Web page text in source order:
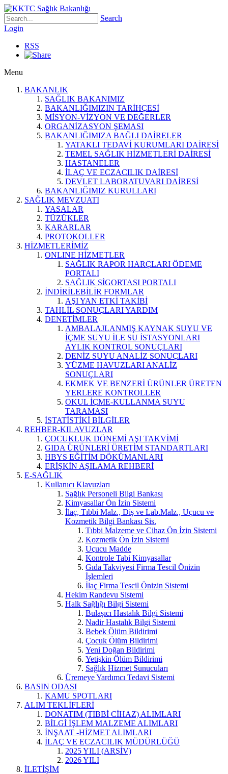
Search
Login
RSS
Menu
BAKANLIK
SAĞLIK BAKANIMIZ
BAKANLIĞIMIZIN TARİHÇESİ
MİSYON-VİZYON VE DEĞERLER
ORGANİZASYON ŞEMASI
BAKANLIĞIMIZA BAĞLI DAİRELER
YATAKLI TEDAVİ KURUMLARI DAİRESİ
TEMEL SAĞLIK HİZMETLERİ DAİRESİ
HASTANELER
İLAÇ VE ECZACILIK DAİRESİ
DEVLET LABORATUVARI DAİRESİ
BAKANLIĞIMIZ KURULLARI
SAĞLIK MEVZUATI
YASALAR
TÜZÜKLER
KARARLAR
PROTOKOLLER
HİZMETLERİMİZ
ONLINE HİZMETLER
SAĞLIK RAPOR HARÇLARI ÖDEME
PORTALI
SAĞLIK SİGORTASI PORTALI
İNDİRİLEBİLİR FORMLAR
AŞI YAN ETKİ TAKİBİ
TAHLİL SONUÇLARI YARDIM
DENETİMLER
AMBALAJLANMIŞ KAYNAK SUYU VE
İÇME SUYU İLE SU İSTASYONLARI
AYLIK KONTROL SONUÇLARI
DENİZ SUYU ANALİZ SONUÇLARI
YÜZME HAVUZLARI ANALİZ
SONUÇLARI
EKMEK VE BENZERİ ÜRÜNLER ÜRETEN
YERLERE KONTROLLER
OKUL İÇME-KULLANMA SUYU
TARAMASI
İSTATİSTİKİ BİLGİLER
REHBER-KILAVUZLAR
ÇOCUKLUK DÖNEMİ AŞI TAKVİMİ
GIDA ÜRÜNLERİ ÜRETİM STANDARTLARI
HBYS EĞİTİM DÖKÜMANLARI
ERİŞKİN AŞILAMA REHBERİ
E-SAĞLIK
Kullanıcı Klavuzları
Sağlık Personeli Bilgi Bankası
Kimyasallar Ön İzin Sistemi
İlaç, Tıbbi Malz., Diş ve Lab.Malz., Uçucu ve
Kozmetik Bilgi Bankası Sis.
Tıbbi Malzeme ve Cihaz Ön İzin Sistemi
Kozmetik Ön İzin Sistemi
Uçucu Madde
Kontrole Tabi Kimyasallar
Gıda Takviyesi Firma Tescil Önizin
İşlemleri
İlaç Firma Tescil Önizin Sistemi
Hekim Randevu Sistemi
Halk Sağlığı Bilgi Sistemi
Bulaşıcı Hastalık Bilgi Sistemi
Nadir Hastalık Bilgi Sistemi
Bebek Ölüm Bildirimi
Çocuk Ölüm Bildirimi
Yeni Doğan Bildirimi
Yetişkin Ölüm Bildirimi
Sağlık Hizmet Sunucuları
Üremeye Yardımcı Tedavi Sistemi
BASIN ODASI
KAMU SPOTLARI
ALIM TEKLİFLERİ
DONATIM (TIBBİ CİHAZ) ALIMLARI
BİLGİ İŞLEM MALZEME ALIMLARI
İNŞAAT -HİZMET ALIMLARI
İLAÇ VE ECZACILIK MÜDÜRLÜĞÜ
2025 YILI (ARŞİV)
2026 YILI
İLETİŞİM